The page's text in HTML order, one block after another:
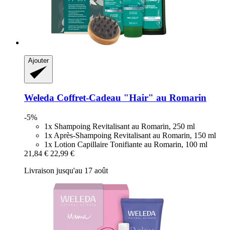
Ajouter
Weleda Coffret-​Cadeau "Hair" au Romarin
-5%
1x Shampoing Revitalisant au Romarin, 250 ml
1x Après-Shampoing Revitalisant au Romarin, 150 ml
1x Lotion Capillaire Tonifiante au Romarin, 100 ml
21,84 € 22,99 €
Livraison jusqu'au 17 août